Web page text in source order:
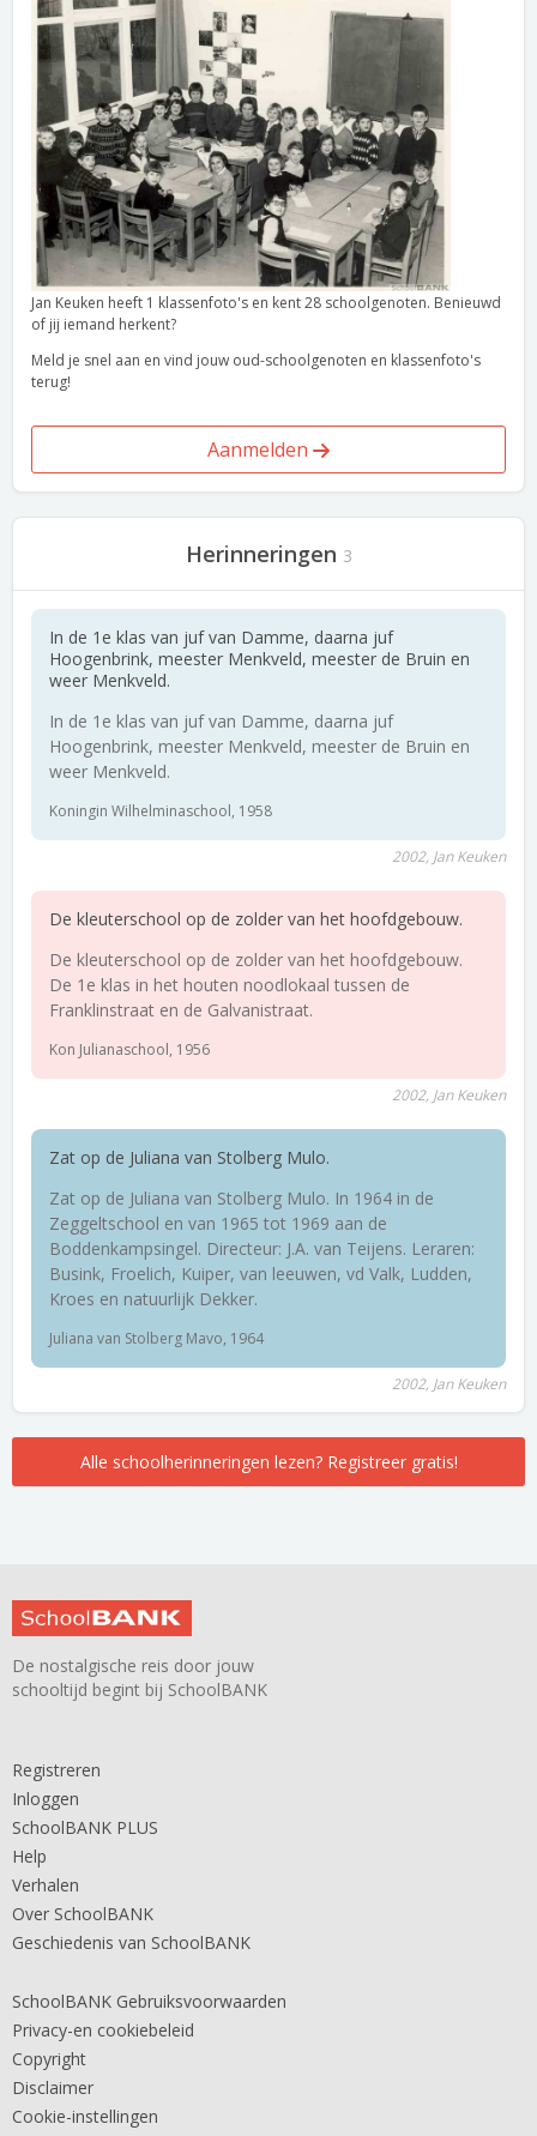
Jan Keuken heeft 1 klassenfoto's en kent 28 schoolgenoten. Benieuwd
of jij iemand herkent?
Meld je snel aan en vind jouw oud-schoolgenoten en klassenfoto's
terug!
Aanmelden
Herinneringen 3
In de 1e klas van juf van Damme, daarna juf
Hoogenbrink, meester Menkveld, meester de Bruin en
weer Menkveld.
In de 1e klas van juf van Damme, daarna juf
Hoogenbrink, meester Menkveld, meester de Bruin en
weer Menkveld.
Koningin Wilhelminaschool, 1958
2002, Jan Keuken
De kleuterschool op de zolder van het hoofdgebouw.
De kleuterschool op de zolder van het hoofdgebouw.
De 1e klas in het houten noodlokaal tussen de
Franklinstraat en de Galvanistraat.
Kon Julianaschool, 1956
2002, Jan Keuken
Zat op de Juliana van Stolberg Mulo.
Zat op de Juliana van Stolberg Mulo. In 1964 in de
Zeggeltschool en van 1965 tot 1969 aan de
Boddenkampsingel. Directeur: J.A. van Teijens. Leraren:
Busink, Froelich, Kuiper, van leeuwen, vd Valk, Ludden,
Kroes en natuurlijk Dekker.
Juliana van Stolberg Mavo, 1964
2002, Jan Keuken
Alle schoolherinneringen lezen? Registreer gratis!
De nostalgische reis door jouw
schooltijd begint bij SchoolBANK
Registreren
Inloggen
SchoolBANK PLUS
Help
Verhalen
Over SchoolBANK
Geschiedenis van SchoolBANK
SchoolBANK Gebruiksvoorwaarden
Privacy-en cookiebeleid
Copyright
Disclaimer
Cookie-instellingen